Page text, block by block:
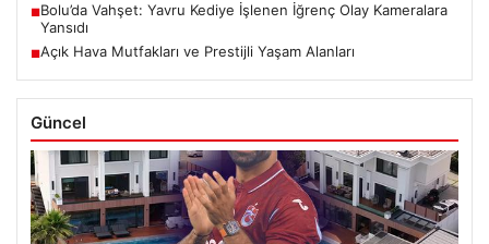
■Bolu’da Vahşet: Yavru Kediye İşlenen İğrenç Olay Kameralara
Yansıdı
■Açık Hava Mutfakları ve Prestijli Yaşam Alanları
Güncel